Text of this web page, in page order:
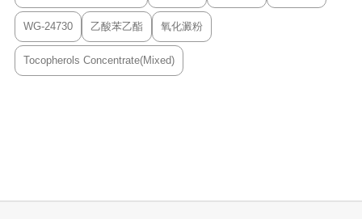
WG-24730 乙酸苯乙酯 氧化澱粉
Tocopherols Concentrate(Mixed)